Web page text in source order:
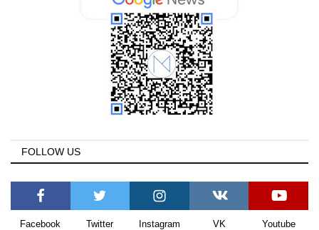
FOLLOW US
Facebook Twitter Instagram VK Youtube